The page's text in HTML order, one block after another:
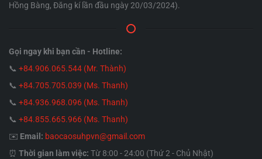
Hồng Bàng, Đăng kí lần đầu ngày 20/03/2024).
Gọi ngay khi bạn cần - Hotline:
📞 +84.906.065.544 (Mr. Thành)
📞 +84.705.705.039 (Ms. Thanh)
📞 +84.936.968.096 (Ms. Thanh)
📞 +84.855.665.966 (Ms. Thanh)
✉️ Email: baocaosuhpvn@gmail.com
⏰ Thời gian làm việc: Từ 8:00 - 24:00 (Thứ 2 - Chủ Nhật)